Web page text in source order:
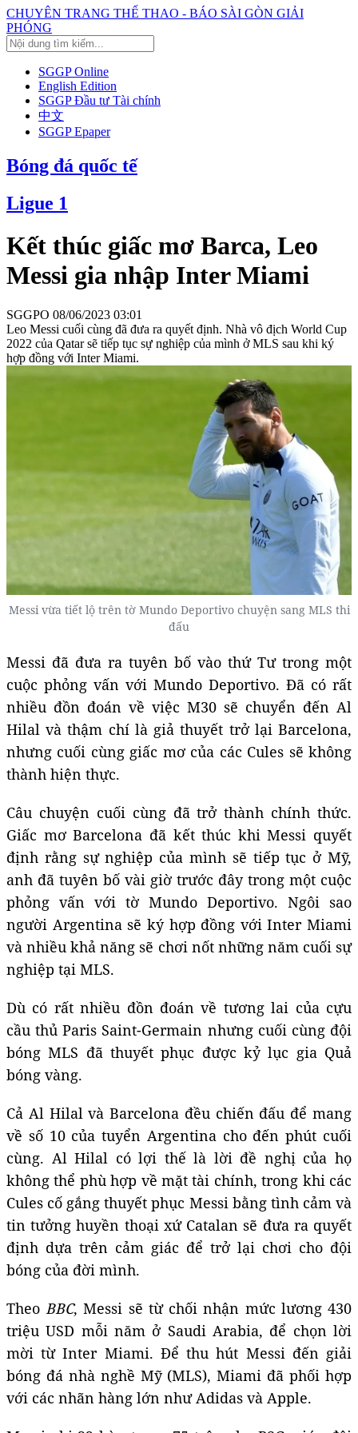
CHUYÊN TRANG THỂ THAO - BÁO SÀI GÒN GIẢI
PHÓNG
SGGP Online
English Edition
SGGP Đầu tư Tài chính
中文
SGGP Epaper
Bóng đá quốc tế
Ligue 1
Kết thúc giấc mơ Barca, Leo
Messi gia nhập Inter Miami
SGGPO 08/06/2023 03:01
Leo Messi cuối cùng đã đưa ra quyết định. Nhà vô địch World Cup
2022 của Qatar sẽ tiếp tục sự nghiệp của mình ở MLS sau khi ký
hợp đồng với Inter Miami.
Messi vừa tiết lộ trên tờ Mundo Deportivo chuyện sang MLS thi
đấu
Messi đã đưa ra tuyên bố vào thứ Tư trong một
cuộc phỏng vấn với Mundo Deportivo. Đã có rất
nhiều đồn đoán về việc M30 sẽ chuyển đến Al
Hilal và thậm chí là giả thuyết trở lại Barcelona,
nhưng cuối cùng giấc mơ của các Cules sẽ không
thành hiện thực.
Câu chuyện cuối cùng đã trở thành chính thức.
Giấc mơ Barcelona đã kết thúc khi Messi quyết
định rằng sự nghiệp của mình sẽ tiếp tục ở Mỹ,
anh đã tuyên bố vài giờ trước đây trong một cuộc
phỏng vấn với tờ Mundo Deportivo. Ngôi sao
người Argentina sẽ ký hợp đồng với Inter Miami
và nhiều khả năng sẽ chơi nốt những năm cuối sự
nghiệp tại MLS.
Dù có rất nhiều đồn đoán về tương lai của cựu
cầu thủ Paris Saint-Germain nhưng cuối cùng đội
bóng MLS đã thuyết phục được kỷ lục gia Quả
bóng vàng.
Cả Al Hilal và Barcelona đều chiến đấu để mang
về số 10 của tuyển Argentina cho đến phút cuối
cùng. Al Hilal có lợi thế là lời đề nghị của họ
không thể phù hợp về mặt tài chính, trong khi các
Cules cố gắng thuyết phục Messi bằng tình cảm và
tin tưởng huyền thoại xứ Catalan sẽ đưa ra quyết
định dựa trên cảm giác để trở lại chơi cho đội
bóng của đời mình.
TheoBBC, Messi sẽ từ chối nhận mức lương 430
triệu USD mỗi năm ở Saudi Arabia, để chọn lời
mời từ Inter Miami. Để thu hút Messi đến giải
bóng đá nhà nghề Mỹ (MLS), Miami đã phối hợp
với các nhãn hàng lớn như Adidas và Apple.